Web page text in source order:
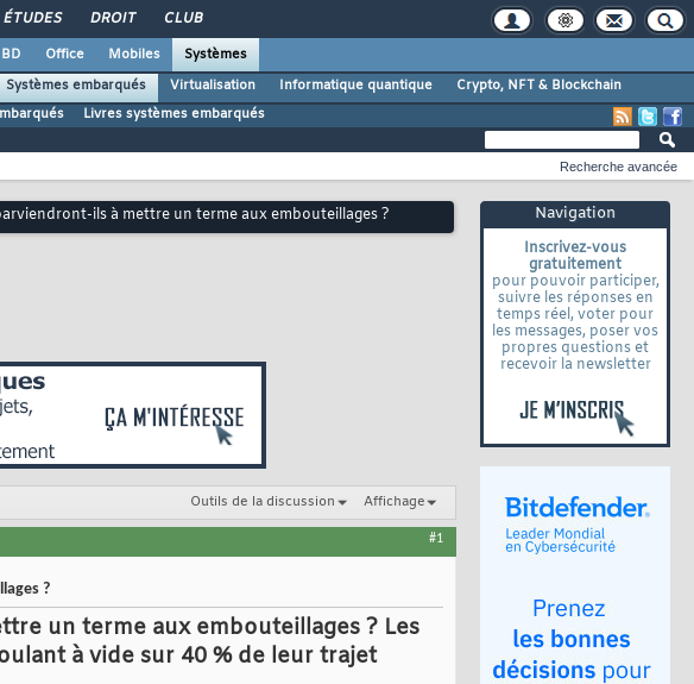
ÉTUDES DROIT CLUB
Office Mobiles
Systèmes
Systèmes embarqués Virtualisation Informatique quantique
Crypto, NFT & Blockchain
Livres systèmes embarqués
Navigation
Inscrivez-vous
gratuitement
pour pouvoir participer,
suivre les réponses en
temps réel, voter pour
les messages, poser vos
propres questions et
recevoir la newsletter
Recherche avancée
ils à mettre un terme aux embouteillages ?
Outils de la discussion Affichage
#1
?
un terme aux embouteillages ? Les
à vide sur 40 % de leur trajet